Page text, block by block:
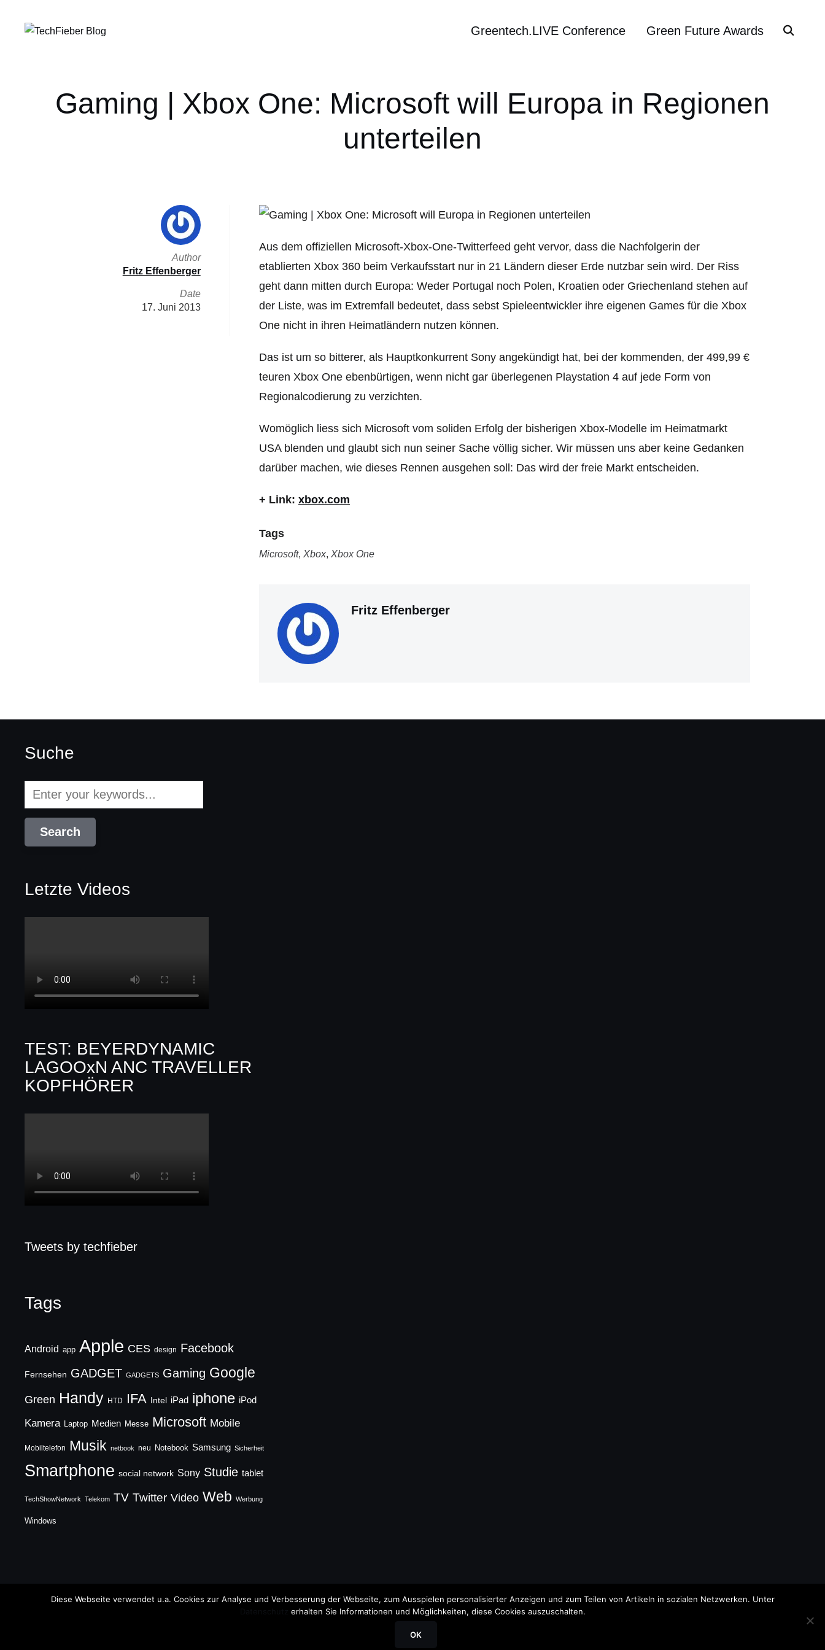
Greentech.LIVE Conference Green Future Awards
Gaming | Xbox One: Microsoft will Europa in Regionen
unterteilen
Aus dem offiziellen Microsoft-Xbox-One-Twitterfeed geht vervor, dass die Nachfolgerin der
etablierten Xbox 360 beim Verkaufsstart nur in 21 Ländern dieser Erde nutzbar sein wird. Der Riss
geht dann mitten durch Europa: Weder Portugal noch Polen, Kroatien oder Griechenland stehen auf
der Liste, was im Extremfall bedeutet, dass sebst Spieleentwickler ihre eigenen Games für die Xbox
One nicht in ihren Heimatländern nutzen können.
Das ist um so bitterer, als Hauptkonkurrent Sony angekündigt hat, bei der kommenden, der 499,99 €
teuren Xbox One ebenbürtigen, wenn nicht gar überlegenen Playstation 4 auf jede Form von
Regionalcodierung zu verzichten.
Womöglich liess sich Microsoft vom soliden Erfolg der bisherigen Xbox-Modelle im Heimatmarkt
USA blenden und glaubt sich nun seiner Sache völlig sicher. Wir müssen uns aber keine Gedanken
darüber machen, wie dieses Rennen ausgehen soll: Das wird der freie Markt entscheiden.
+ Link: xbox.com
Tags
Microsoft, Xbox, Xbox One
Fritz Effenberger
Author
Fritz Effenberger
Date
17. Juni 2013
Suche
Letzte Videos
TEST: BEYERDYNAMIC
LAGOOxN ANC TRAVELLER
KOPFHÖRER
Tweets by techfieber
Tags
Android app Apple CES design Facebook
Fernsehen GADGET GADGETS Gaming Google
Green Handy HTD IFA Intel iPad iphone iPod
Kamera Laptop Medien Messe Microsoft Mobile
Mobiltelefon Musik netbook neu Notebook Samsung Sicherheit
Smartphone social network Sony Studie tablet
TechShowNetwork Telekom TV Twitter Video Web Werbung
Windows
Copyright © 2026 TechFieber Blog
Diese Webseite verwendet u.a. Cookies zur Analyse und Verbesserung der Webseite, zum Ausspielen personalisierter Anzeigen und zum Teilen von Artikeln in sozialen Netzwerken. Unter
erhalten Sie Informationen und Möglichkeiten, diese Cookies auszuschalten.
OK